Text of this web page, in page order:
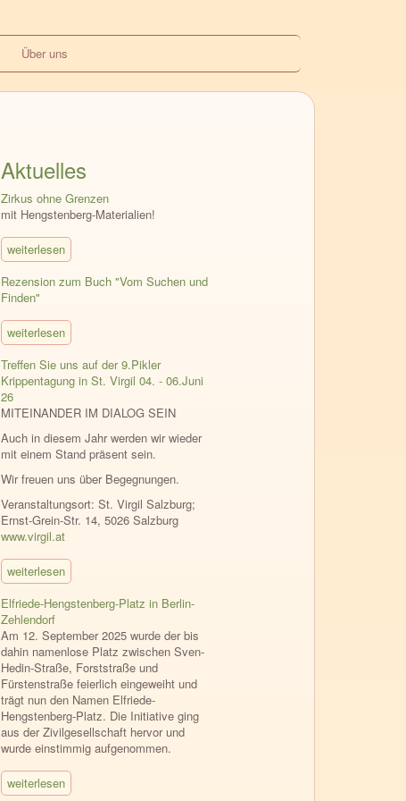
Über uns
Aktuelles
Zirkus ohne Grenzen
mit Hengstenberg-Materialien!
weiterlesen
Rezension zum Buch "Vom Suchen und
Finden"
weiterlesen
Treffen Sie uns auf der 9.Pikler
Krippentagung in St. Virgil 04. - 06.Juni
26
MITEINANDER IM DIALOG SEIN
Auch in diesem Jahr werden wir wieder
mit einem Stand präsent sein.
Wir freuen uns über Begegnungen.
Veranstaltungsort: St. Virgil Salzburg;
Ernst-Grein-Str. 14, 5026 Salzburg
www.virgil.at
weiterlesen
Elfriede-Hengstenberg-Platz in Berlin-
Zehlendorf
Am 12. September 2025 wurde der bis
dahin namenlose Platz zwischen Sven-
Hedin-Straße, Forststraße und
Fürstenstraße feierlich eingeweiht und
trägt nun den Namen Elfriede-
Hengstenberg-Platz. Die Initiative ging
aus der Zivilgesellschaft hervor und
wurde einstimmig aufgenommen.
weiterlesen